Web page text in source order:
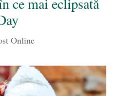
Online